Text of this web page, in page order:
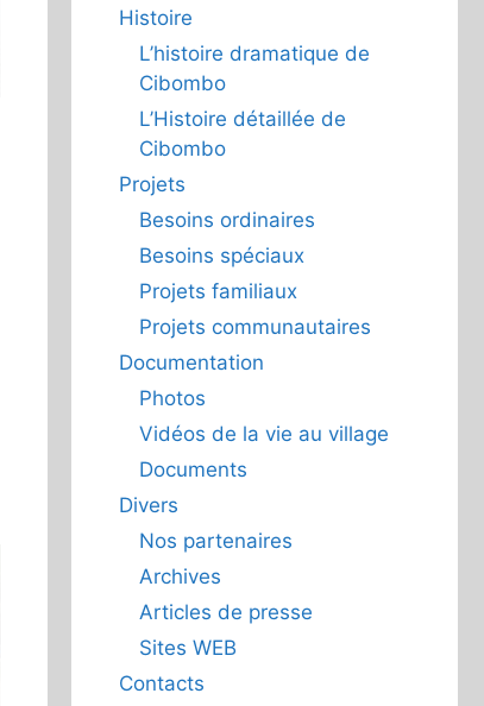
Histoire
L’histoire dramatique de
Cibombo
L’Histoire détaillée de
Cibombo
Projets
Besoins ordinaires
Besoins spéciaux
Projets familiaux
Projets communautaires
Documentation
Photos
Vidéos de la vie au village
Documents
Divers
Nos partenaires
Archives
Articles de presse
Sites WEB
Contacts